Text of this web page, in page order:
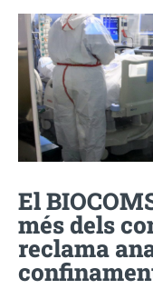
El
més dels
reclama